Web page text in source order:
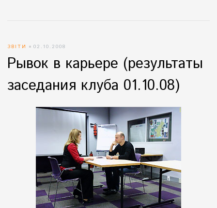
ЗВІТИ 02.10.2008
Рывок в карьере (результаты
заседания клуба 01.10.08)